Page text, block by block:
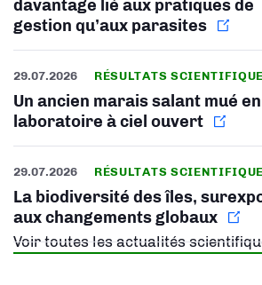
Voir toutes les actualités
davantage lié aux pratiques de
gestion qu’aux parasites
29.07.2026 RÉSULTATS
Un ancien marais salant mué en
laboratoire à ciel ouvert
29.07.2026 RÉSULTATS
La biodiversité des îles,
aux changements globaux